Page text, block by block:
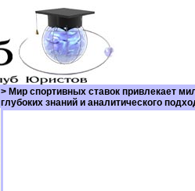
> Мир спортивных ставок привлекает
глубоких знаний и аналитического